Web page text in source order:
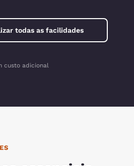
todas as facilidades
custo adicional